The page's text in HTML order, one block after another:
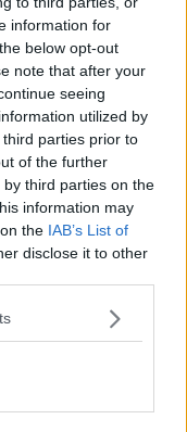
information for
below opt-out
note that after your
seeing
utilized by
parties prior to
of the further
third parties on the
information may
the IAB’s List of
disclose it to other
alla creatività e
quello di
con la magia
e alla comicità, con
e insoliti strumenti
da non perdere:
i più interessanti
gestuali e teatrali
Renato Curci,
e infine i clown
Maria Pelatti;i
preferiscono le
fiaba dei Fratelli
di “Appiccicaticci